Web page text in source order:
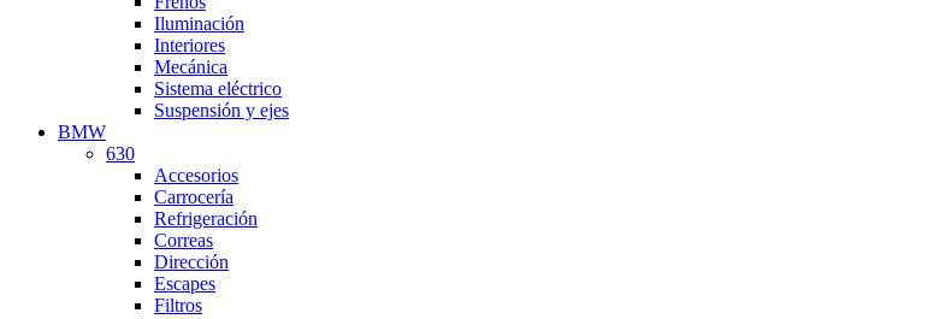
Iluminación
Interiores
Mecánica
Sistema eléctrico
Suspensión y ejes
BMW
630
Accesorios
Carrocería
Refrigeración
Correas
Dirección
Escapes
Filtros